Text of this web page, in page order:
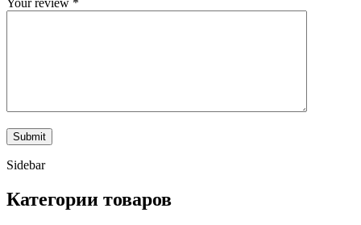
Sidebar
Категории товаров